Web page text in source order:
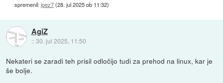
spremenil:joez7(28. jul 2025 ob 11:32)
AgiZ
::30. jul 2025, 11:50
Nekateri se zaradi teh prisil odločijo tudi za prehod na linux, kar je
še bolje.